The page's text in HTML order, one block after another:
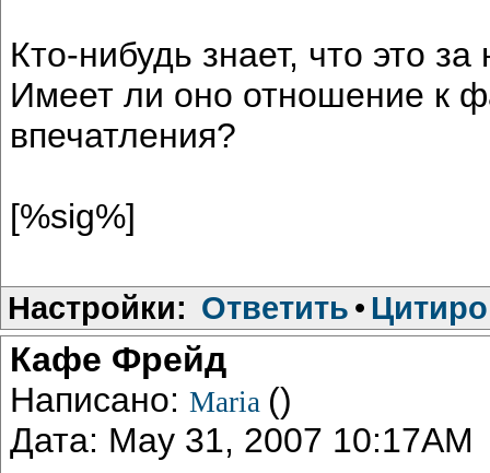
Кто-нибудь знает, что это
Имеет ли оно отношение к
впечатления?
[%sig%]
Настройки: Ответить •
Кафе Фрейд
Написано: Maria ()
Дата: May 31, 2007 10:17AM